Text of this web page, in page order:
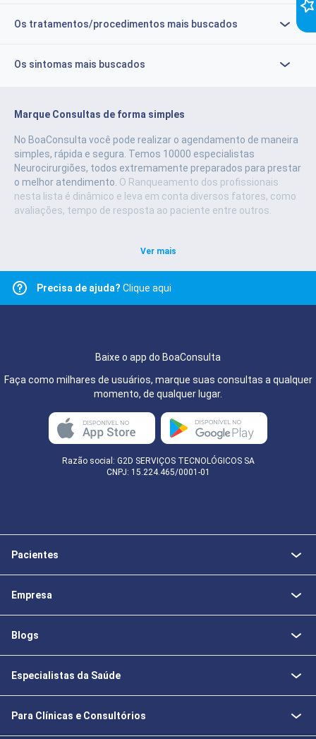
Os tratamentos/procedimentos mais buscados
Os sintomas mais buscados
Marque Consultas de forma simples
No BoaConsulta você pode realizar o agendamento de maneira
simples, rápida e segura. Temos 10000 especialistas
Neurocirurgiões, todos extremamente preparados para prestar
o melhor atendimento. O Ranqueamento dos profissionais
nesta lista é dinâmico e leva em conta diversos fatores, como
avaliações, tempo de resposta ao paciente entre outros.
Ver mais
Precisa de ajuda? Clique aqui
Baixe o app do BoaConsulta
Faça como milhares de usuários, marque suas consultas a qualquer
momento, de qualquer lugar.
Razão social: G2D SERVIÇOS TECNOLÓGICOS SA
CNPJ: 15.224.465/0001-01
Pacientes
Empresa
Blogs
Especialistas da Saúde
Para Clínicas e Consultórios